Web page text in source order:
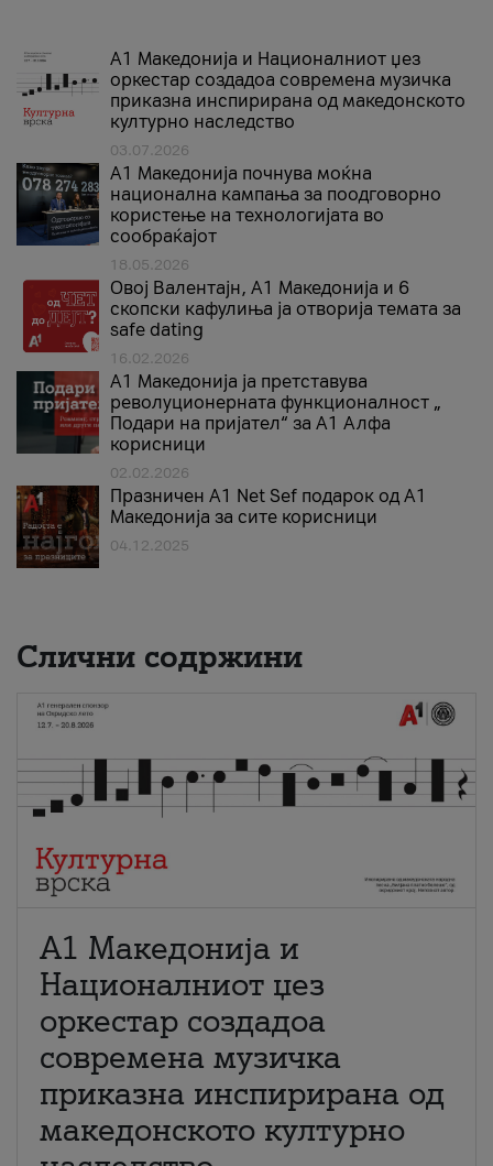
А1 Македонија и Националниот џез
оркестар создадоа современа музичка
приказна инспирирана од македонското
културно наследство
03.07.2026
A1 Македонија почнува моќна
национална кампања за поодговорно
користење на технологијата во
сообраќајот
18.05.2026
Овој Валентајн, A1 Македонија и 6
скопски кафулиња ја отворија темата за
safe dating
16.02.2026
А1 Македонија ја претставува
револуционерната функционалност „
Подари на пријател“ за А1 Алфа
корисници
02.02.2026
Празничен A1 Net Sеf подарок од А1
Македонија за сите корисници
04.12.2025
Слични содржини
А1 Македонија и
Националниот џез
оркестар создадоа
современа музичка
приказна инспирирана од
македонското културно